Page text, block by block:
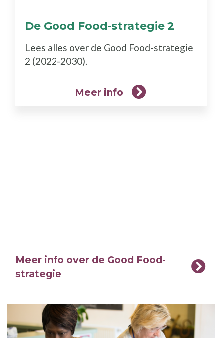
De Good Food-strategie 2
Lees alles over de Good Food-strategie
2 (2022-2030).
Meer info
Meer info over de Good Food-
strategie